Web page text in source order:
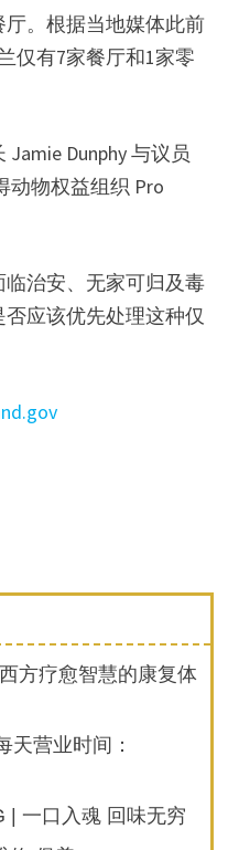
。根据当地媒体此前
仅有7家餐厅和1家零
Dunphy 与议员
动物权益组织 Pro
治安、无家可归及毒
应该优先处理这种仅
方疗愈智慧的康复体
天营业时间：
| 一口入魂 回味无穷